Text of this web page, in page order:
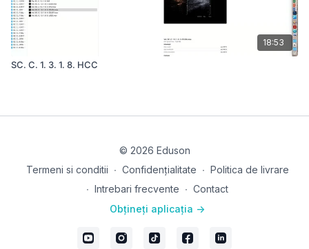
18:53
SC. C. 1. 3. 1. 8. HCC
© 2026 Eduson
Termeni si conditii ∙ Confidențialitate ∙ Politica de livrare
∙ Intrebari frecvente ∙ Contact
Obțineți aplicația ->